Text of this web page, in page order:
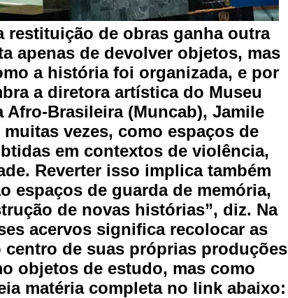
restituição de obras ganha outra
apenas de devolver objetos, mas
a história foi organizada, e por
a diretora artística do Museu
Afro-Brasileira (Muncab), Jamile
vezes, como espaços de
em contextos de violência,
Reverter isso implica também
espaços de guarda de memória,
de novas histórias”, diz. Na
acervos significa recolocar as
de suas próprias produções
objetos de estudo, mas como
matéria completa no link abaixo: